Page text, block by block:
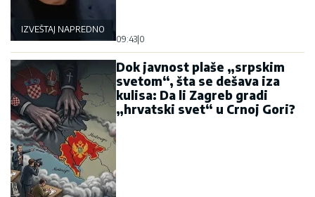
IZVEŠTAJ NAPREDNOG KLUBA
09:43|0
Dok javnost plaše „srpskim
svetom“, šta se dešava iza
kulisa: Da li Zagreb gradi
„hrvatski svet“ u Crnoj Gori?